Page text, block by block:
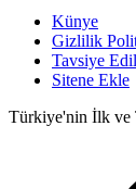
Künye
Gizlilik
Tavsiye
Sitene Ekle
Türkiye'nin İlk ve